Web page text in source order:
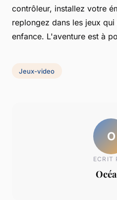
contrôleur, installez votre
replongez dans les jeux
enfance. L'aventure est à
Jeux-video
O
ECRIT